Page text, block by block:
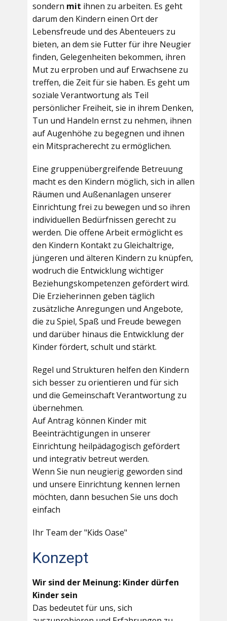
sondern mit ihnen zu arbeiten. Es geht
darum den Kindern einen Ort der
Lebensfreude und des Abenteuers zu
bieten, an dem sie Futter für ihre Neugier
finden, Gelegenheiten bekommen, ihren
Mut zu erproben und auf Erwachsene zu
treffen, die Zeit für sie haben. Es geht um
soziale Verantwortung als Teil
persönlicher Freiheit, sie in ihrem Denken,
Tun und Handeln ernst zu nehmen, ihnen
auf Augenhöhe zu begegnen und ihnen
ein Mitspracherecht zu ermöglichen.
Eine gruppenübergreifende Betreuung
macht es den Kindern möglich, sich in allen
Räumen und Außenanlagen unserer
Einrichtung frei zu bewegen und so ihren
individuellen Bedürfnissen gerecht zu
werden. Die offene Arbeit ermöglicht es
den Kindern Kontakt zu Gleichaltrige,
jüngeren und älteren Kindern zu knüpfen,
wodruch die Entwicklung wichtiger
Beziehungskompetenzen gefördert wird.
Die Erzieherinnen geben täglich
zusätzliche Anregungen und Angebote,
die zu Spiel, Spaß und Freude bewegen
und darüber hinaus die Entwicklung der
Kinder fördert, schult und stärkt.
Regel und Strukturen helfen den Kindern
sich besser zu orientieren und für sich
und die Gemeinschaft Verantwortung zu
übernehmen.
Auf Antrag können Kinder mit
Beeinträchtigungen in unserer
Einrichtung heilpädagogisch gefördert
und integrativ betreut werden.
Wenn Sie nun neugierig geworden sind
und unsere Einrichtung kennen lernen
möchten, dann besuchen Sie uns doch
einfach
Ihr Team der "Kids Oase"
Konzept
Wir sind der Meinung: Kinder dürfen
Kinder sein
Das bedeutet für uns, sich